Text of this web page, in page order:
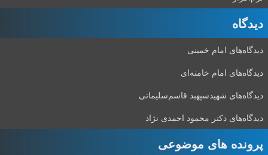
دیدگاه‌
دیدگاه‌های امام خمینی
دیدگاه‌های امام خامنه‌ای
دیدگاه‌های شهید‌سپهبد قاسم‌سلیمانی
دیدگاه‌های دکتر محمود احمدی نژاد
پرونده های موضوعی